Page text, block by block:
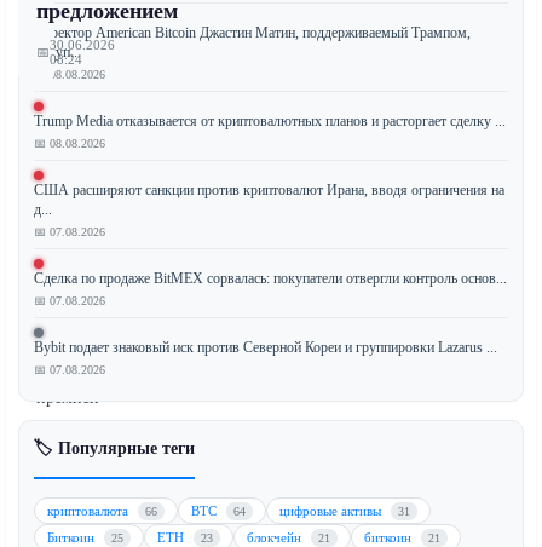
предложением
📅30.06.2026
08:24
Tether
(USDT)
в
настоящее
время
со
значительной
премией
7-
10%
на
индийских
Директор American Bitcoin Джастин Матин, поддерживаемый Трампом,
покуп...
📅 08.08.2026
Trump Media отказывается от криптовалютных планов и расторгает сделку ...
📅 08.08.2026
США расширяют санкции против криптовалют Ирана, вводя ограничения на
д...
📅 07.08.2026
Сделка по продаже BitMEX сорвалась: покупатели отвергли контроль основ...
📅 07.08.2026
Bybit подает знаковый иск против Северной Кореи и группировки Lazarus ...
📅 07.08.2026
🏷️ Популярные теги
криптовалюта 66 BTC 64 цифровые активы 31
Биткоин 25 ETH 23 блокчейн 21 биткоин 21